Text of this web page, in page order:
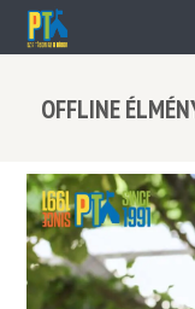
OFFLINE